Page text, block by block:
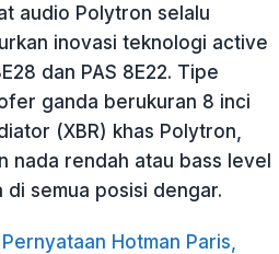
audio Polytron selalu
inovasi teknologi active
dan PAS 8E22. Tipe
ganda berukuran 8 inci
(XBR) khas Polytron,
nada rendah atau bass level
semua posisi dengar.
Hotman Paris,